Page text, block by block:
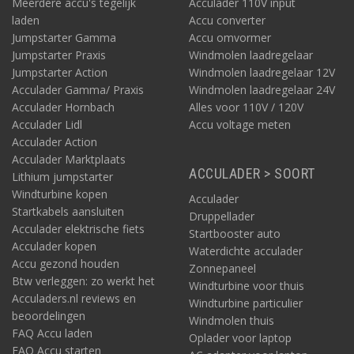
Bijvoorbeeld
sinus omvormer geeft 250 Watt aan continu
vermogen, met een piekstroom van 400 Watt. Dit voorbeeld is
een omvormer die 12V gelijkstroom omzet naar 230V
wisselstroom.
Sinus omvormer 300W
Bijvoorbeelddeze
sinus omvormer geeft 300 Watt aan continu
vermogen, met een piekstroom van 600 Watt. Dit voorbeeld is
een omvormer die 12V gelijkstroom omzet naar 230V
wisselstroom.
Sinus omvormer 375W
Bijvoorbeeld dezesinus omvormer geeft 375 Watt aan continu
vermogen, met een piekstroom van 700 Watt. Dit voorbeeld is
een omvormer die 12V gelijkstroom omzet naar 230V
laden
Jumpstarter Gamma
Jumpstarter Praxis
Jumpstarter Action
Acculader Gamma/ Praxis
Acculader Hornbach
Acculader Lidl
Acculader Action
Acculader Marktplaats
Lithium jumpstarter
Windturbine kopen
Startkabels aansluiten
Acculader elektrische fiets
Acculader kopen
Accu gezond houden
Btw verleggen: zo werkt het
Acculaders.nl reviews en
beoordelingen
FAQ Accu laden
FAQ Accu starten
Accu converter
Accu omvormer
Windmolen laadregelaar
Windmolen laadregelaar 12V
Windmolen laadregelaar 24V
Alles voor 110V / 120V
Accu voltage meten
ACCULADER > SOORT
Acculader
Druppellader
Startbooster auto
Waterdichte acculader
Zonnepaneel
Windturbine voor thuis
Windturbine particulier
Windmolen thuis
Oplader voor laptop